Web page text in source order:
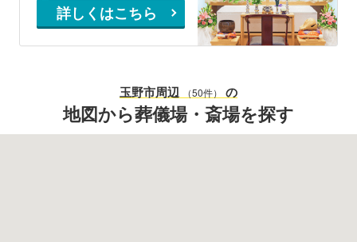
詳しくはこちら
玉野市周辺 （50件） の
地図から葬儀場・斎場を探す